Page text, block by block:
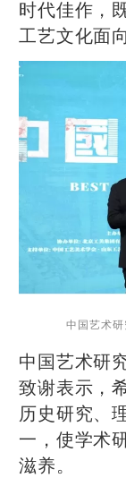
时代佳作，
工艺文化面
中国艺术
中国艺术研
致谢表示，
历史研究、
一，使学术
滋养。